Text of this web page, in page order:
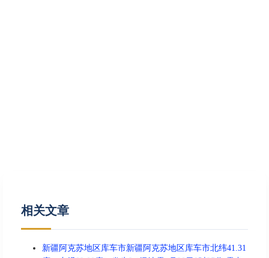
相关文章
新疆阿克苏地区库车市新疆阿克苏地区库车市北纬41.31